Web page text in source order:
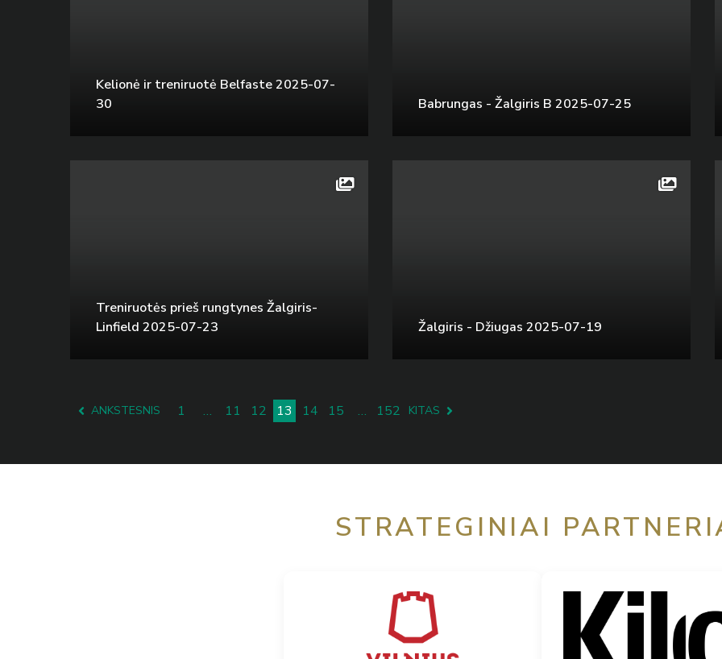
Kelionė ir treniruotė Belfaste 2025-07-
30
Babrungas - Žalgiris B 2025-07-25
Treniruotės prieš rungtynes Žalgiris-
Linfield 2025-07-23
Žalgiris - Džiugas 2025-07-19
ANKSTESNIS 1 … 11 12 13 14 15 … 152 KITAS
STRATEGINIAI